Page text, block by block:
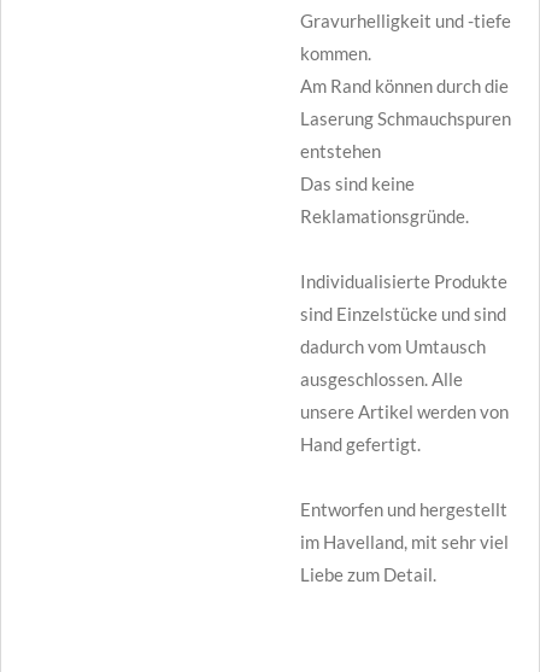
Gravurhelligkeit und -tiefe
kommen.
Am Rand können durch die
Laserung Schmauchspuren
entstehen
Das sind keine
Reklamationsgründe.
Individualisierte Produkte
sind Einzelstücke und sind
dadurch vom Umtausch
ausgeschlossen. Alle
unsere Artikel werden von
Hand gefertigt.
Entworfen und hergestellt
im Havelland, mit sehr viel
Liebe zum Detail.